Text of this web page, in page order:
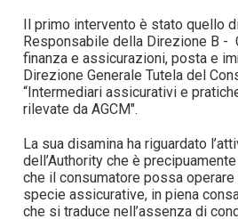
Il primo intervento è stato quello
Responsabile della Direzione B -
finanza e assicurazioni, posta e
Direzione Generale Tutela del
“Intermediari assicurativi e
rilevate da AGCM".
La sua disamina ha riguardato
dell’Authority che è
che il consumatore possa
specie assicurative, in piena
che si traduce nell’assenza di